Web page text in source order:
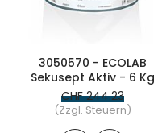
3050570 - ECOLAB
Sekusept Aktiv - 6 Kg
CHF 244.23
(Zzgl. Steuern)